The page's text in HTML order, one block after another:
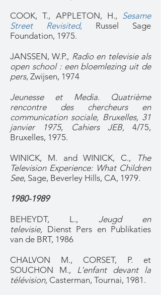
COOK, T., APPLETON, H., Sesame
Street Revisited, Russel Sage
Foundation, 1975.
JANSSEN, W.P., Radio en televisie als
open school : een bloemlezing uit de
pers, Zwijsen, 1974
Jeunesse et Media. Quatrième
rencontre des chercheurs en
communication sociale, Bruxelles, 31
janvier 1975, Cahiers JEB,4/75,
Bruxelles, 1975.
WINICK, M. and WINICK, C.,
The
Television Experience: What Children
See, Sage, Beverley Hills, CA, 1979.
1980-1989
BEHEYDT, L., Jeugd en
televisie, Dienst Pers en Publikaties
van de BRT, 1986
CHALVON M., CORSET, P. et
SOUCHON M., L'enfant devant la
télévision, Casterman, Tournai, 1981.